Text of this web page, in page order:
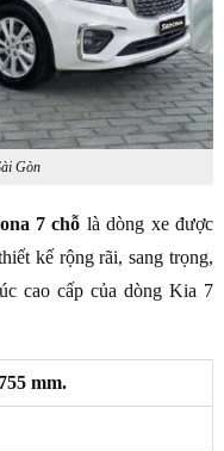
Gòn
7 chỗ là dòng xe được
kế rộng rãi, sang trọng,
cao cấp của dòng Kia 7
mm.